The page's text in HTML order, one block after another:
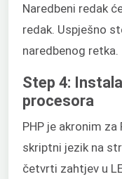
Naredbeni redak
redak. Uspješno
naredbenog retka.
Step 4:
procesora
PHP je akronim
skriptni jezik na
četvrti zahtjev u